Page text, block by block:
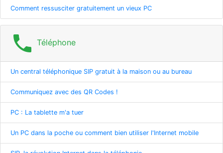
Comment ressusciter gratuitement un vieux PC
phone Téléphone
Un central téléphonique SIP gratuit à la maison ou au bureau
Communiquez avec des QR Codes !
PC : La tablette m'a tuer
Un PC dans la poche ou comment bien utiliser l'Internet mobile